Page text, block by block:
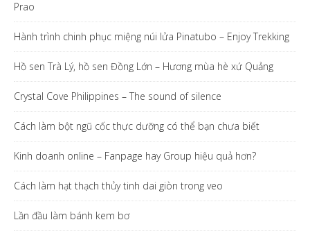
Prao
Hành trình chinh phục miệng núi lửa Pinatubo – Enjoy Trekking
Hồ sen Trà Lý, hồ sen Đồng Lớn – Hương mùa hè xứ Quảng
Crystal Cove Philippines – The sound of silence
Cách làm bột ngũ cốc thực dưỡng có thể bạn chưa biết
Kinh doanh online – Fanpage hay Group hiệu quả hơn?
Cách làm hạt thạch thủy tinh dai giòn trong veo
Lần đầu làm bánh kem bơ